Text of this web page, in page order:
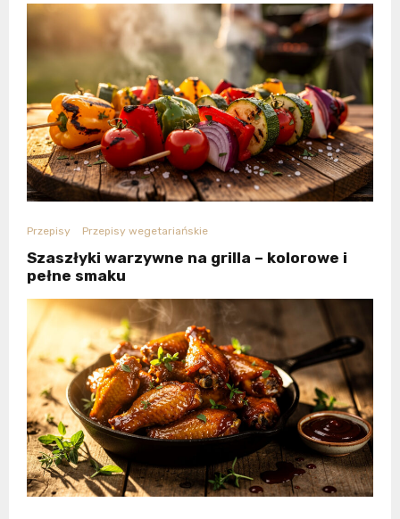
Przepisy Przepisy wegetariańskie
Szaszłyki warzywne na grilla – kolorowe i
pełne smaku